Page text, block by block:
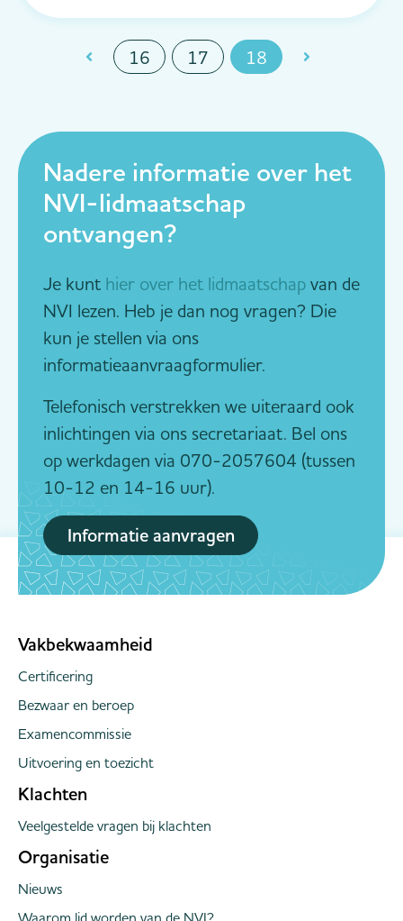
Uitgeknepen "Mensen met schulden worden
door deze bureau...
16 17 18
Nadere informatie over het
NVI-lidmaatschap
ontvangen?
Je kunt hier over het lidmaatschap van de
NVI lezen. Heb je dan nog vragen? Die
kun je stellen via ons
informatieaanvraagformulier.
Telefonisch verstrekken we uiteraard ook
inlichtingen via ons secretariaat. Bel ons
op werkdagen via 070-2057604 (tussen
10-12 en 14-16 uur).
Informatie aanvragen
Vakbekwaamheid
Certificering
Bezwaar en beroep
Examencommissie
Uitvoering en toezicht
Klachten
Veelgestelde vragen bij klachten
Organisatie
Nieuws